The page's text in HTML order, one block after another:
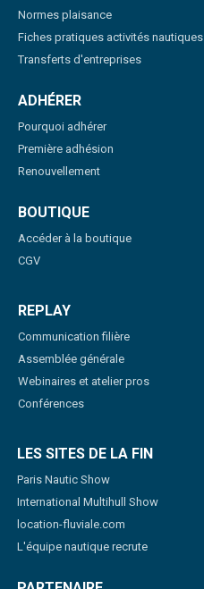
Normes plaisance
Fiches pratiques activités nautiques
Transferts d'entreprises
ADHÉRER
Pourquoi adhérer
Première adhésion
Renouvellement
BOUTIQUE
Accéder à la boutique
CGV
REPLAY
Communication filière
Assemblée générale
Webinaires et atelier pros
Conférences
LES SITES DE LA FIN
Paris Nautic Show
International Multihull Show
location-fluviale.com
L'équipe nautique recrute